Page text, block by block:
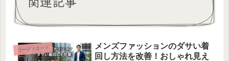
コーディネート
メンズファッションのダサい着
回し方法を改善！おしゃれ見え